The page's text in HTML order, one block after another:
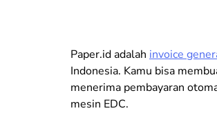
Paper.id adalah invoice
Indonesia. Kamu bisa
menerima pembayaran
mesin EDC.